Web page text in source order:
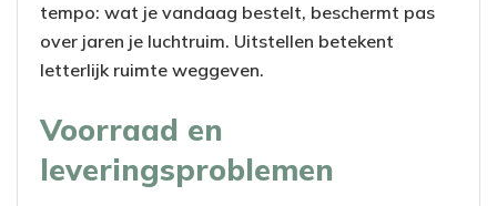
tempo: wat je vandaag bestelt, beschermt pas
over jaren je luchtruim. Uitstellen betekent
letterlijk ruimte weggeven.
Voorraad en
leveringsproblemen